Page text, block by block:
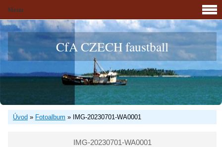
CfA CZECH faustball
Úvod » Fotoalbum » IMG-20230701-WA0001
IMG-20230701-WA0001
Menu